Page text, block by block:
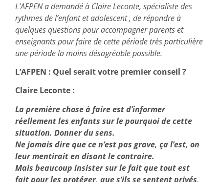
L’AFPEN a demandé à Claire Leconte, spécialiste des
rythmes de l’enfant et adolescent , de répondre à
quelques questions pour accompagner parents et
enseignants pour faire de cette période très particulière
une période la moins désagréable possible.
L’AFPEN : Quel serait votre premier conseil ?
Claire Leconte :
La première chose à faire est d’informer
réellement les enfants sur le pourquoi de cette
situation. Donner du sens.
Ne jamais dire que ce n’est pas grave, ça l’est, on
leur mentirait en disant le contraire.
Mais beaucoup insister sur le fait que tout est
fait pour les protéger, que s’ils se sentent privés,